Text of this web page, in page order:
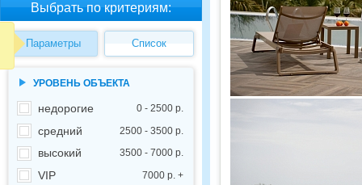
Выбрать по критериям:
Параметры Список
УРОВЕНЬ ОБЪЕКТА
недорогие 0 - 2500 р.
средний 2500 - 3500 р.
высокий 3500 - 7000 р.
VIP 7000 р. +